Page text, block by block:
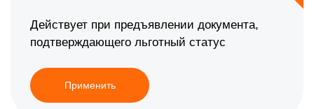
Действует при предъявлении документа,
подтверждающего льготный статус
Применить